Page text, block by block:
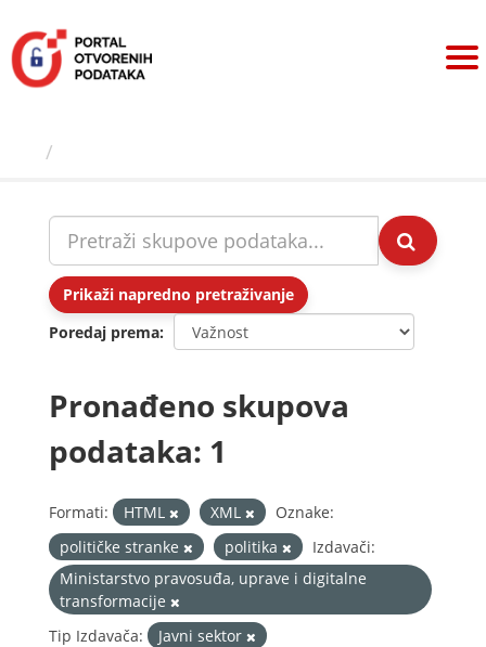
sadržaj
Prikaži napredno pretraživanje
Poredaj prema
Pronađeno skupova
podataka: 1
Formati: HTML XML
Oznake:
političke stranke
politika
Izdavači:
Ministarstvo pravosuđa, uprave i digitalne
transformacije
Tip Izdavača:
Javni sektor